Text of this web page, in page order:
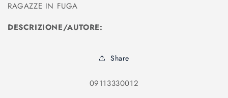
RAGAZZE IN FUGA
DESCRIZIONE/AUTORE:
Share
SKU:
09113330012